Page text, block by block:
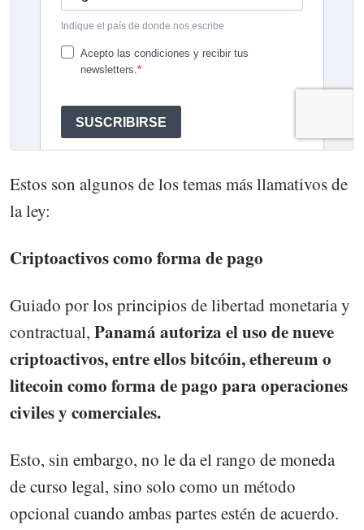
Estos son algunos de los temas más llamativos de
la ley:
Criptoactivos como forma de pago
Guiado por los principios de libertad monetaria y
contractual, Panamá autoriza el uso de nueve
criptoactivos, entre ellos bitcóin, ethereum o
litecoin como forma de pago para operaciones
civiles y comerciales.
Esto, sin embargo, no le da el rango de moneda
de curso legal, sino solo como un método
opcional cuando ambas partes estén de acuerdo.